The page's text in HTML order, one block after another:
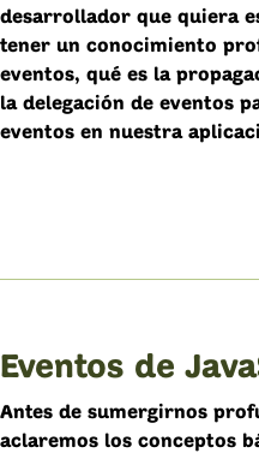
desarrollador que quiera
tener un conocimiento
eventos, qué es la
la delegación de eventos
eventos en nuestra
Eventos de
Antes de sumergirnos
aclaremos los conceptos